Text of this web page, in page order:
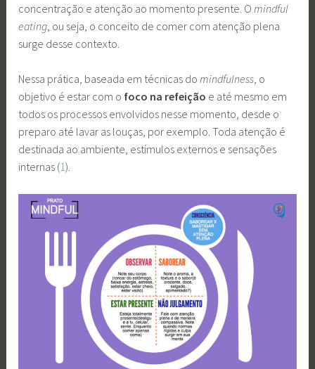
concentração e atenção ao momento presente. O mindful
eating , ou seja, o conceito de comer com atenção plena
surge desse contexto.
Nessa prática, baseada em técnicas domindfulness, o
objetivo é estar com o foco na refeição e até mesmo em
todos os processos envolvidos nesse momento, desde o
preparo até lavar as louças, por exemplo. Toda atenção é
destinada ao ambiente, estímulos externos e sensações
internas (1).